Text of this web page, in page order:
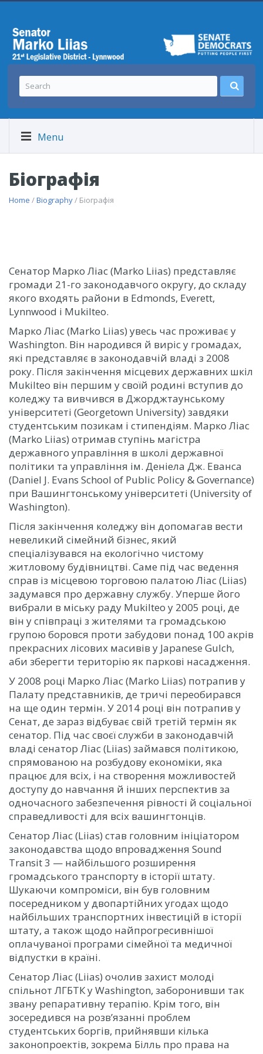
Menu
Біографія
Home /Biography/ Біографія
Сенатор Марко Ліас (Marko Liias) представляє
громади 21-го законодавчого округу, до складу
якого входять райони в Edmonds, Everett,
Lynnwood і Mukilteo.
Марко Ліас (Marko Liias) увесь час проживає у
Washington. Він народився й виріс у громадах,
які представляє в законодавчій владі з 2008
року. Після закінчення місцевих державних шкіл
Mukilteo він першим у своїй родині вступив до
коледжу та вивчився в Джорджтаунському
університеті (Georgetown University) завдяки
студентським позикам і стипендіям. Марко Ліас
(Marko Liias) отримав ступінь магістра
державного управління в школі державної
політики та управління ім. Деніела Дж. Еванса
(Daniel J. Evans School of Public Policy & Governance)
при Вашингтонському університеті (University of
Washington).
Після закінчення коледжу він допомагав вести
невеликий сімейний бізнес, який
спеціалізувався на екологічно чистому
житловому будівництві. Саме під час ведення
справ із місцевою торговою палатою Ліас (Liias)
задумався про державну службу. Уперше його
вибрали в міську раду Mukilteo у 2005 році, де
він у співпраці з жителями та громадською
групою боровся проти забудови понад 100 акрів
прекрасних лісових масивів у Japanese Gulch,
аби зберегти територію як паркові насадження.
У 2008 році Марко Ліас (Marko Liias) потрапив у
Палату представників, де тричі переобирався
на ще один термін. У 2014 році він потрапив у
Сенат, де зараз відбуває свій третій термін як
сенатор. Під час своєї служби в законодавчій
владі сенатор Ліас (Liias) займався політикою,
спрямованою на розбудову економіки, яка
працює для всіх, і на створення можливостей
доступу до навчання й інших перспектив за
одночасного забезпечення рівності й соціальної
справедливості для всіх вашингтонців.
Сенатор Ліас (Liias) став головним ініціатором
законодавства щодо впровадження Sound
Transit 3 — найбільшого розширення
громадського транспорту в історії штату.
Шукаючи компроміси, він був головним
посередником у двопартійних угодах щодо
найбільших транспортних інвестицій в історії
штату, а також щодо найпрогресивнішої
оплачуваної програми сімейної та медичної
відпустки в країні.
Сенатор Ліас (Liias) очолив захист молоді
спільнот ЛГБТК у Washington, заборонивши так
звану репаративну терапію. Крім того, він
зосередився на розв’язанні проблем
студентських боргів, прийнявши кілька
законопроектів, зокрема Білль про права на